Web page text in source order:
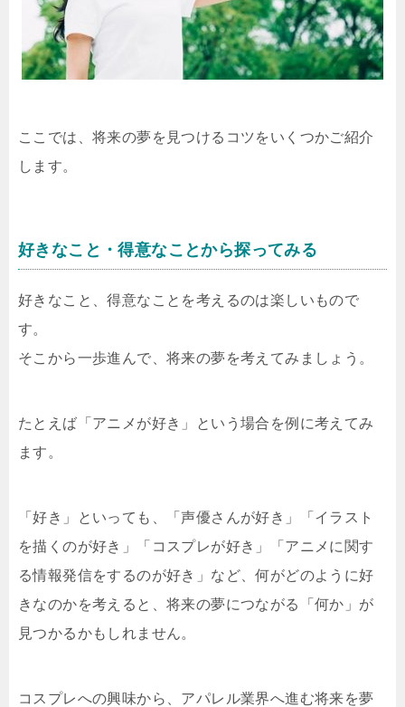
ここでは、将来の夢を見つけるコツをいくつかご紹介
します。
好きなこと・得意なことから探ってみる
好きなこと、得意なことを考えるのは楽しいもので
す。
そこから一歩進んで、将来の夢を考えてみましょう。
たとえば「アニメが好き」という場合を例に考えてみ
ます。
「好き」といっても、「声優さんが好き」「イラスト
を描くのが好き」「コスプレが好き」「アニメに関す
る情報発信をするのが好き」など、何がどのように好
きなのかを考えると、将来の夢につながる「何か」が
見つかるかもしれません。
コスプレへの興味から、アパレル業界へ進む将来を夢